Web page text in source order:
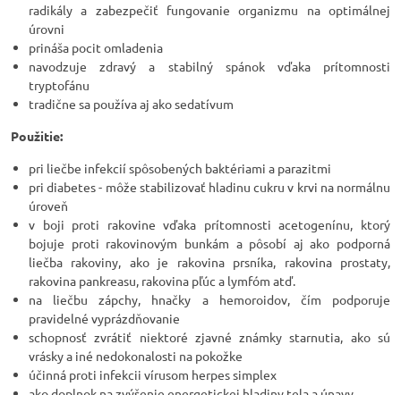
radikály a zabezpečiť fungovanie organizmu na optimálnej
úrovni
prináša pocit omladenia
navodzuje zdravý a stabilný spánok vďaka prítomnosti
tryptofánu
tradične sa používa aj ako sedatívum
Použitie:
pri liečbe infekcií spôsobených baktériami a parazitmi
pri diabetes - môže stabilizovať hladinu cukru v krvi na normálnu
úroveň
v boji proti rakovine vďaka prítomnosti acetogenínu, ktorý
bojuje proti rakovinovým bunkám a pôsobí aj ako podporná
liečba rakoviny, ako je rakovina prsníka, rakovina prostaty,
rakovina pankreasu, rakovina pľúc a lymfóm atď.
na liečbu zápchy, hnačky a hemoroidov, čím podporuje
pravidelné vyprázdňovanie
schopnosť zvrátiť niektoré zjavné známky starnutia, ako sú
vrásky a iné nedokonalosti na pokožke
účinná proti infekcii vírusom herpes simplex